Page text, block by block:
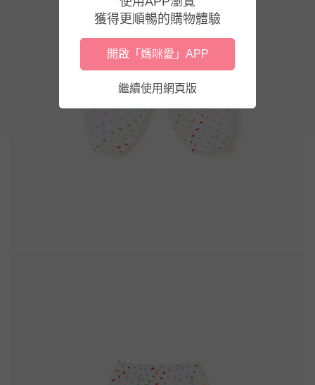
獲得更順暢的購物體驗
開啟「媽咪愛」APP
繼續使用網頁版